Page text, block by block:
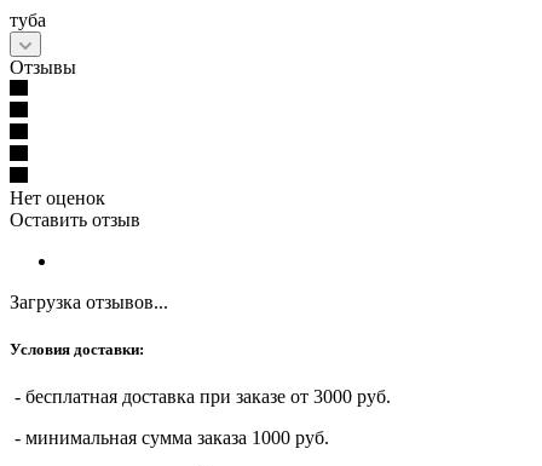
туба
Отзывы
Нет оценок
Оставить отзыв
Загрузка отзывов...
Условия доставки:
- бесплатная доставка при заказе от 3000 руб.
- минимальная сумма заказа 1000 руб.